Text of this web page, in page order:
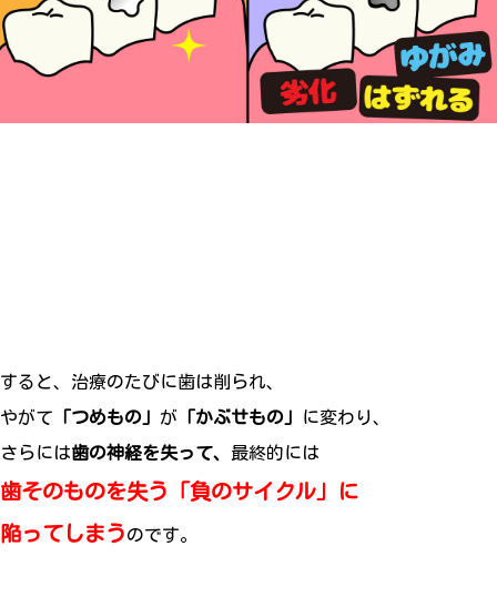
すると、治療のたびに歯は削られ、
やがて 「つめもの」 が 「かぶせもの」
に変わり、
さらには歯の神経を失って、 最終的には
歯そのものを失う「負のサイクル」に
陥ってしまうのです。